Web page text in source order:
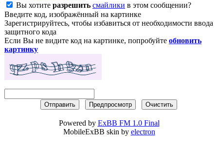
Вы хотите разрешить смайлики в этом сообщении?
Введите код, изображённый на картинке
Зарегистрируйтесь, чтобы избавиться от необходимости ввода
защитного кода
Если Вы не видите код на картинке, попробуйте обновить
картинку
Powered by ExBB FM 1.0 Final
MobileExBB skin by electron